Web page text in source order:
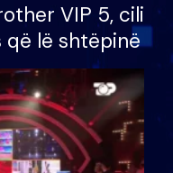
VIP 5, cili
që lë shtëpinë